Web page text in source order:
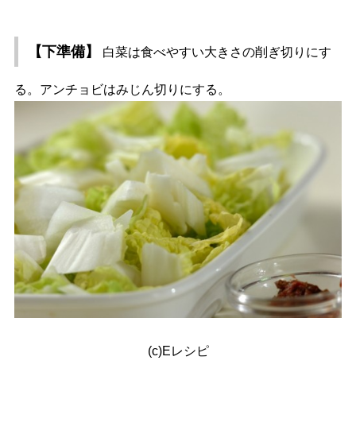
【下準備】 白菜は食べやすい大きさの削ぎ切りにす
る。アンチョビはみじん切りにする。
(c)Eレシピ